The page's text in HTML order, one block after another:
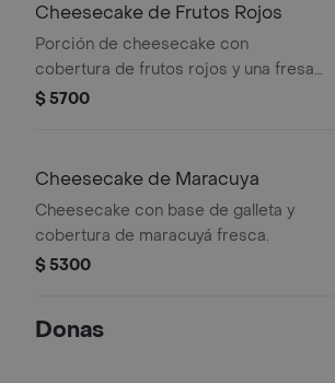
Cheesecake de Frutos Rojos
Porción de cheesecake con
cobertura de frutos rojos y una fresa
en rodaja.
$ 5700
Cheesecake de Maracuya
Cheesecake con base de galleta y
cobertura de maracuyá fresca.
$ 5300
Donas